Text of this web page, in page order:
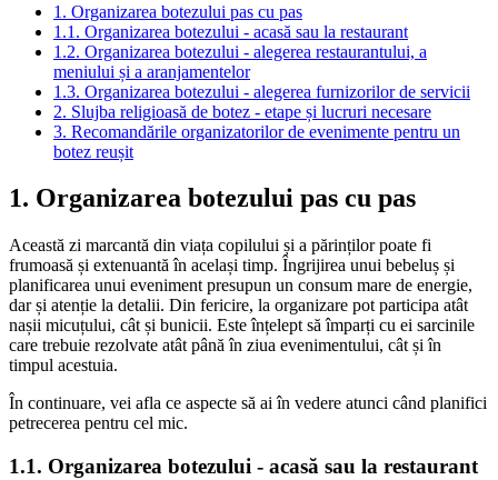
1. Organizarea botezului pas cu pas
1.1. Organizarea botezului - acasă sau la restaurant
1.2. Organizarea botezului - alegerea restaurantului, a
meniului și a aranjamentelor
1.3. Organizarea botezului - alegerea furnizorilor de servicii
2. Slujba religioasă de botez - etape și lucruri necesare
3. Recomandările organizatorilor de evenimente pentru un
botez reușit
1. Organizarea botezului pas cu pas
Această zi marcantă din viața copilului și a părinților poate fi
frumoasă și extenuantă în același timp. Îngrijirea unui bebeluș și
planificarea unui eveniment presupun un consum mare de energie,
dar și atenție la detalii. Din fericire, la organizare pot participa atât
nașii micuțului, cât și bunicii. Este înțelept să împarți cu ei sarcinile
care trebuie rezolvate atât până în ziua evenimentului, cât și în
timpul acestuia.
În continuare, vei afla ce aspecte să ai în vedere atunci când planifici
petrecerea pentru cel mic.
1.1. Organizarea botezului - acasă sau la restaurant